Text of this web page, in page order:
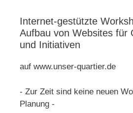
Internet-gestützte
Aufbau von Websites für
und Initiativen
auf www.unser-quartier.de
- Zur Zeit sind keine neuen
Planung -